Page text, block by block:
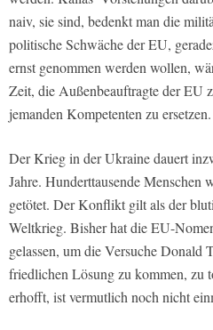
naiv, sie sind, bedenkt man die
politische Schwäche der EU,
ernst genommen werden wollen,
Zeit, die Außenbeauftragte der EU
jemanden Kompetenten zu ersetzen.
Der Krieg in der Ukraine dauert
Jahre. Hunderttausende Menschen
getötet. Der Konflikt gilt als der
Weltkrieg. Bisher hat die EU-
gelassen, um die Versuche Donald
friedlichen Lösung zu kommen, zu
erhofft, ist vermutlich noch nicht